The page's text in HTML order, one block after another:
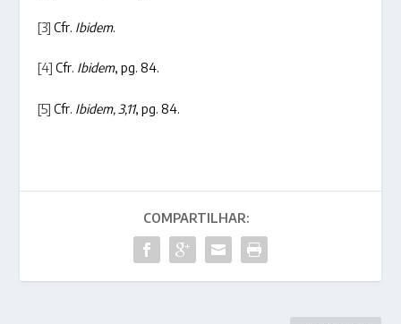
[3] Cfr. Ibidem.
[4] Cfr. Ibidem, pg. 84.
[5] Cfr. Ibidem, 3,11, pg. 84.
COMPARTILHAR: